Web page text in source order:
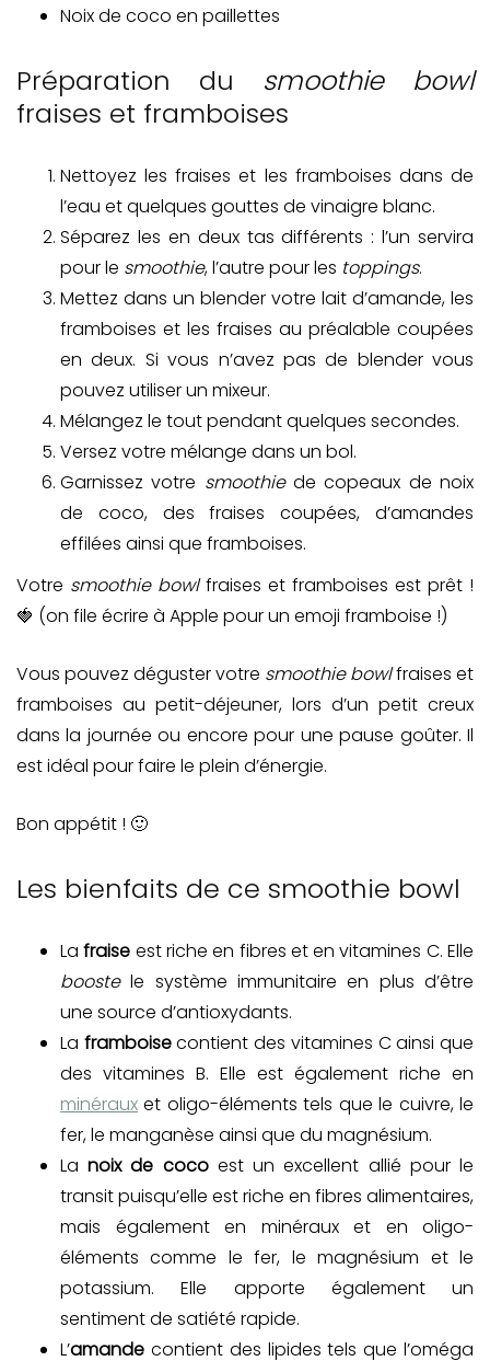
Noix de coco en paillettes
Préparation du smoothie bowl
fraises et framboises
Nettoyez les fraises et les framboises dans de
l’eau et quelques gouttes de vinaigre blanc.
Séparez les en deux tas différents : l’un servira
pour le smoothie, l’autre pour les toppings.
Mettez dans un blender votre lait d’amande, les
framboises et les fraises au préalable coupées
en deux. Si vous n’avez pas de blender vous
pouvez utiliser un mixeur.
Mélangez le tout pendant quelques secondes.
Versez votre mélange dans un bol.
Garnissez votre smoothiede copeaux de noix
de coco, des fraises coupées, d’amandes
effilées ainsi que framboises.
Votre smoothie bowlfraises et framboises est prêt !
🍓 (on file écrire à Apple pour un emoji framboise !)
Vous pouvez déguster votre smoothie bowlfraises et
framboises au petit-déjeuner, lors d’un petit creux
dans la journée ou encore pour une pause goûter. Il
est idéal pour faire le plein d’énergie.
Bon appétit ! 🙂
Les bienfaits de ce smoothie bowl
Lafraise est riche en fibres et en vitamines C. Elle
boostele système immunitaire en plus d’être
une source d’antioxydants.
La framboisecontient des vitamines C ainsi que
des vitamines B. Elle est également riche en
minéraux et oligo-éléments tels que le cuivre, le
fer, le manganèse ainsi que du magnésium.
Lanoix de cocoest un excellent allié pour le
transit puisqu’elle est riche en fibres alimentaires,
mais également en minéraux et en oligo-
éléments comme le fer, le magnésium et le
potassium. Elle apporte également un
sentiment de satiété rapide.
L’amande contient des lipides tels que l’oméga